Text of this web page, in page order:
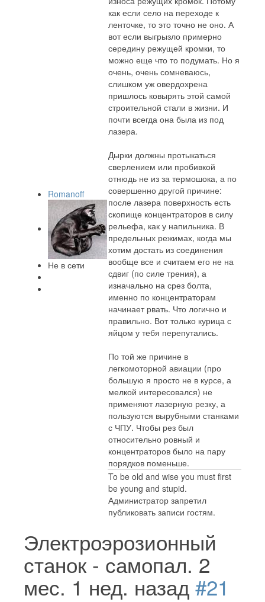
Romanoff
Не в сети
как если село на переходе к
ленточке, то это точно не оно. А
вот если выгрызло примерно
середину режущей кромки, то
можно еще что то подумать. Но я
очень, очень сомневаюсь,
слишком уж овердохрена
пришлось ковырять этой самой
строительной стали в жизни. И
почти всегда она была из под
лазера.
Дырки должны протыкаться
сверлением или пробивкой
отнюдь не из за термошока, а по
совершенно другой причине:
после лазера поверхность есть
скопище концентраторов в силу
рельефа, как у напильника. В
предельных режимах, когда мы
хотим достать из соединения
вообще все и считаем его не на
сдвиг (по силе трения), а
изначально на срез болта,
именно по концентраторам
начинает рвать. Что логично и
правильно. Вот только курица с
яйцом у тебя перепутались.
По той же причине в
легкомоторной авиации (про
большую я просто не в курсе, а
мелкой интересовался) не
применяют лазерную резку, а
пользуются вырубными станками
с ЧПУ. Чтобы рез был
относительно ровный и
концентраторов было на пару
порядков поменьше.
To be old and wise you must first
be young and stupid.
Администратор запретил
публиковать записи гостям.
Электроэрозионный
станок - самопал. 2
мес. 1 нед. назад #21